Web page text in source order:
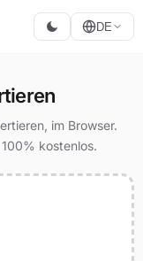
DE
im Browser.
kostenlos.